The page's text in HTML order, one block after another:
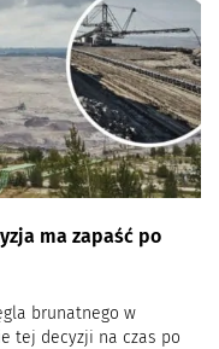
ma zapaść po
brunatnego w
tej decyzji na czas po